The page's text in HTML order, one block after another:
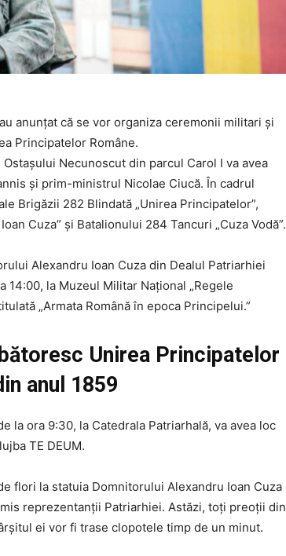
anunțat că se vor organiza ceremonii militari și
Principatelor Române.
Necunoscut din parcul Carol I va avea
și prim-ministrul Nicolae Ciucă. În cadrul
Brigăzii 282 Blindată „Unirea Principatelor”,
Cuza” şi Batalionului 284 Tancuri „Cuza Vodă”.
Alexandru Ioan Cuza din Dealul Patriarhiei
la Muzeul Militar Național „Regele
„Armata Română în epoca Principelui.”
Unirea Principatelor
anul 1859
la ora 9:30, la Catedrala Patriarhală, va avea loc
TE DEUM.
flori la statuia Domnitorului Alexandru Ioan Cuza
reprezentanții Patriarhiei. Astăzi, toți preoții din
ei vor fi trase clopotele timp de un minut.